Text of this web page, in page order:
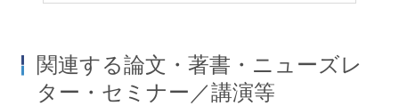
関連する論文・著書・ニューズレ
ター・セミナー／講演等